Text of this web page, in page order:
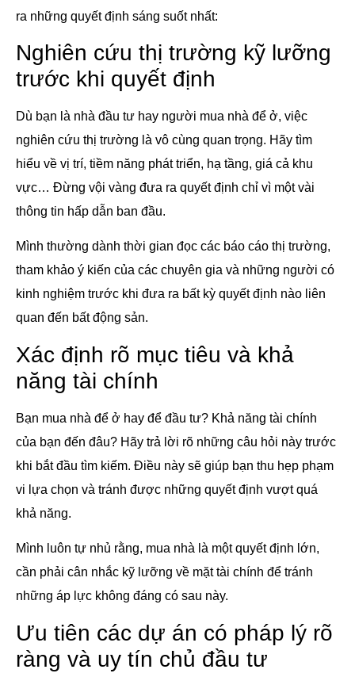
ra những quyết định sáng suốt nhất:
Nghiên cứu thị trường kỹ lưỡng
trước khi quyết định
Dù bạn là nhà đầu tư hay người mua nhà để ở, việc
nghiên cứu thị trường là vô cùng quan trọng. Hãy tìm
hiểu về vị trí, tiềm năng phát triển, hạ tầng, giá cả khu
vực… Đừng vội vàng đưa ra quyết định chỉ vì một vài
thông tin hấp dẫn ban đầu.
Mình thường dành thời gian đọc các báo cáo thị trường,
tham khảo ý kiến của các chuyên gia và những người có
kinh nghiệm trước khi đưa ra bất kỳ quyết định nào liên
quan đến bất động sản.
Xác định rõ mục tiêu và khả
năng tài chính
Bạn mua nhà để ở hay để đầu tư? Khả năng tài chính
của bạn đến đâu? Hãy trả lời rõ những câu hỏi này trước
khi bắt đầu tìm kiếm. Điều này sẽ giúp bạn thu hẹp phạm
vi lựa chọn và tránh được những quyết định vượt quá
khả năng.
Mình luôn tự nhủ rằng, mua nhà là một quyết định lớn,
cần phải cân nhắc kỹ lưỡng về mặt tài chính để tránh
những áp lực không đáng có sau này.
Ưu tiên các dự án có pháp lý rõ
ràng và uy tín chủ đầu tư